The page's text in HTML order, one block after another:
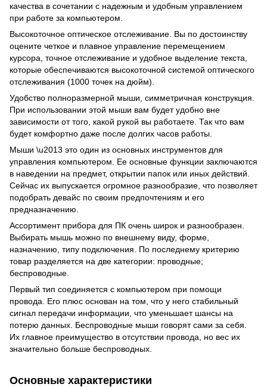
качества в сочетании с надежным и удобным управлением
при работе за компьютером.
Высокоточное оптическое отслеживание. Вы по достоинству
оцените четкое и плавное управление перемещением
курсора, точное отслеживание и удобное выделение текста,
которые обеспечиваются высокоточной системой оптического
отслеживания (1000 точек на дюйм).
Удобство полноразмерной мыши, симметричная конструкция.
При использовании этой мыши вам будет удобно вне
зависимости от того, какой рукой вы работаете. Так что вам
будет комфортно даже после долгих часов работы.
Мыши \u2013 это один из основных инструментов для
управления компьютером. Ее основные функции заключаются
в наведении на предмет, открытии папок или иных действий.
Сейчас их выпускается огромное разнообразие, что позволяет
подобрать девайс по своим предпочтениям и его
предназначению.
Ассортимент прибора для ПК очень широк и разнообразен.
Выбирать мышь можно по внешнему виду, форме,
назначению, типу подключения. По последнему критерию
товар разделяется на две категории: проводные;
беспроводные.
Первый тип соединяется с компьютером при помощи
провода. Его плюс основан на том, что у него стабильный
сигнал передачи информации, что уменьшает шансы на
потерю данных. Беспроводные мыши говорят сами за себя.
Их главное преимущество в отсутствии провода, но вес их
значительно больше беспроводных.
Основные характеристики